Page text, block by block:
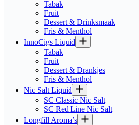
Tabak
Fruit
Dessert & Drinksmaak
Fris & Menthol
InnoCigs Liquid
Tabak
Fruit
Dessert & Drankjes
Fris & Menthol
Nic Salt Liquid
SC Classic Nic Salt
SC Red Line Nic Salt
Longfill Aroma’s